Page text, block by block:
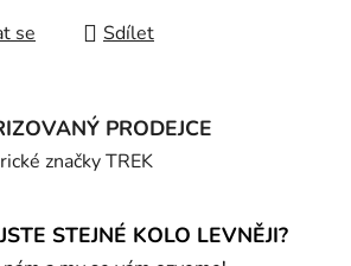
se Sdílet
PRODEJCE
značky TREK
STEJNÉ KOLO LEVNĚJI?